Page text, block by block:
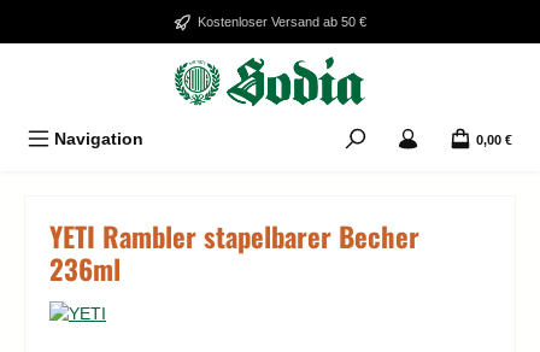
Zum Hauptinhalt springenKostenloser Versand ab 50 €
Navigation 0,00 €
YETI Rambler stapelbarer Becher
236ml